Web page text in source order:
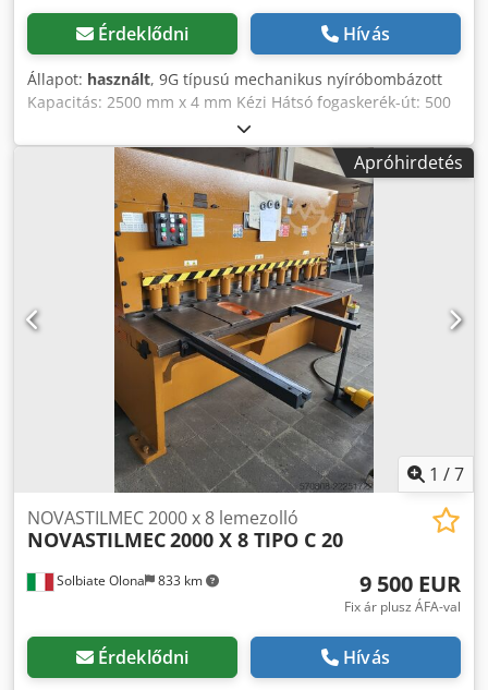
Érdeklődni Hívás
Állapot: használt, 9G típusú mechanikus nyíróbombázott
Kapacitás: 2500 mm x 4 mm Kézi Hátsó fogaskerék-út: 500
mm 2 elülső hosszütközővel szállítjuk Feszültség: 380 V
Djdezku Hwepfx Ad Reck Méretek (H x Sz x Ma): 4000 x
1500 x 1500 mm Súly: kb 4,5T
Apróhirdetés
1 /7
Solbiate Olona 833 km
NOVASTILMEC 2000 x 8 lemezolló
NOVASTILMEC2000 X 8 TIPO C 20
9 500 EUR
Fix ár plusz ÁFA-val
Érdeklődni Hívás